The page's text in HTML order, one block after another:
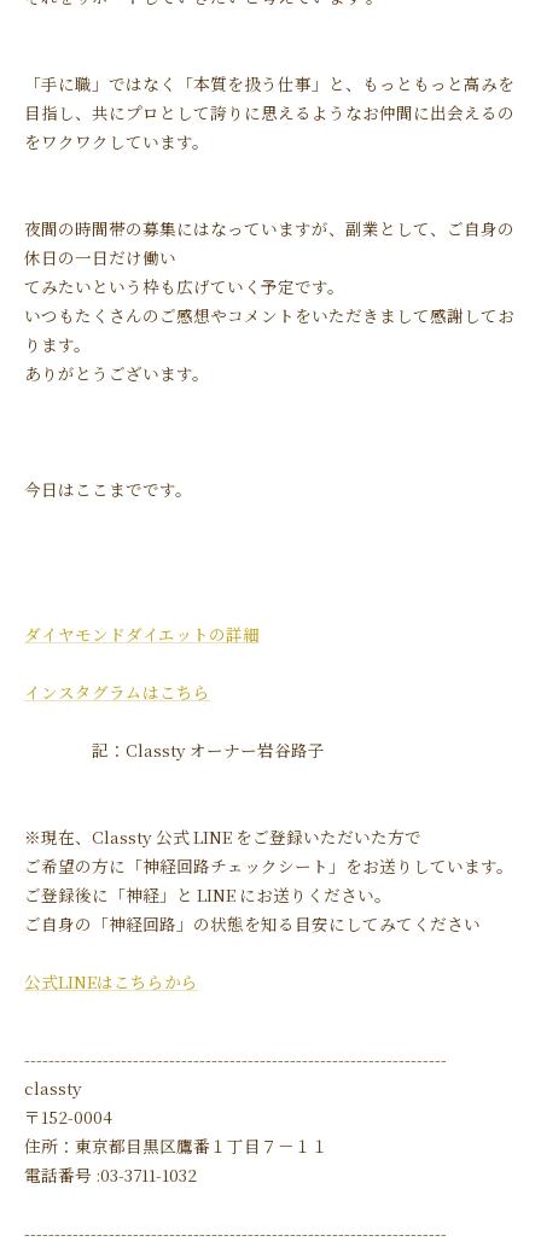
「手に職」ではなく「本質を扱う仕事」と、もっともっと高みを
目指し、共にプロとして誇りに思えるようなお仲間に出会えるの
をワクワクしています。
夜間の時間帯の募集にはなっていますが、副業として、ご自身の
休日の一日だけ働い
てみたいという枠も広げていく予定です。
いつもたくさんのご感想やコメントをいただきまして感謝してお
ります。
ありがとうございます。
今日はここまでです。
ダイヤモンドダイエットの詳細
インスタグラムはこちら
記：Classty オーナー岩谷路子
※現在、Classty 公式 LINE をご登録いただいた方で
ご希望の方に「神経回路チェックシート」をお送りしています。
ご登録後に「神経」と LINE にお送りください。
ご自身の「神経回路」の状態を知る目安にしてみてください
公式LINEはこちらから
----------------------------------------------------------------------
classty
〒152-0004
住所：東京都目黒区鷹番１丁目７－１１
電話番号 :03-3711-1032
----------------------------------------------------------------------